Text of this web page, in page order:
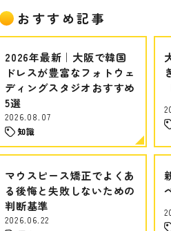
おすすめ記事
2026年最新｜大阪で韓国
ドレスが豊富なフォトウェ
ディングスタジオおすすめ
5選
2026.08.07
知識
マウスピース矯正でよくあ
る後悔と失敗しないための
判断基準
2026.06.22